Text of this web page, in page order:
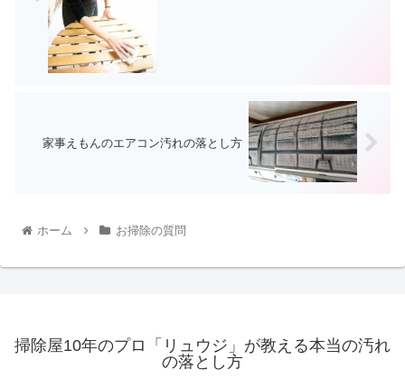
家事えもんのエアコン汚れの落とし方
ホーム お掃除の質問
掃除屋10年のプロ「リュウジ」が教える本当の汚れ
の落とし方